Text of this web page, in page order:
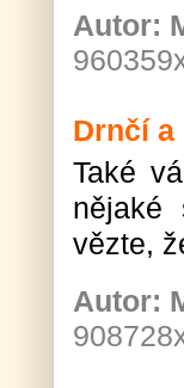
Autor:
Drnčí a
Také
nějaké
vězte,
Autor: